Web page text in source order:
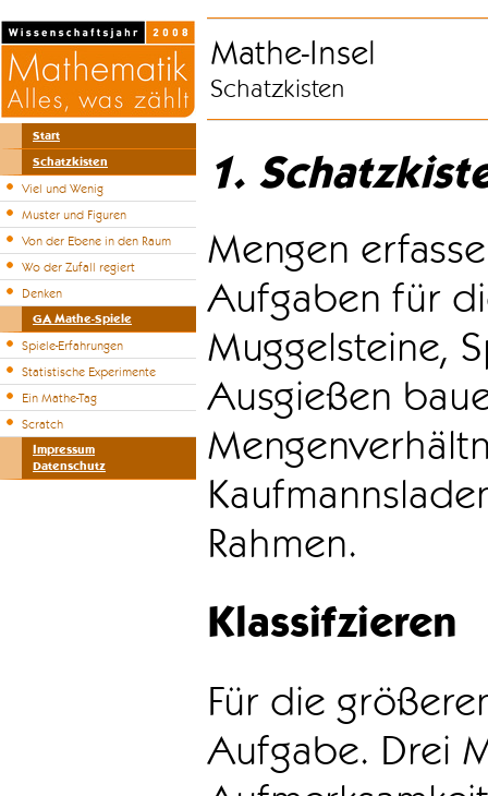
Start
Schatzkisten
Viel und Wenig
Muster und Figuren
Von der Ebene in den Raum
Wo der Zufall regiert
Denken
GA Mathe-Spiele
Spiele-Erfahrungen
Statistische Experimente
Ein Mathe-Tag
Scratch
Impressum
Datenschutz
Mathe-Insel
Schatzkisten
1.
Mengen
Aufgaben für
Muggelsteine,
Ausgießen
Rahmen.
Klassifzieren
Für die
Aufgabe. Drei